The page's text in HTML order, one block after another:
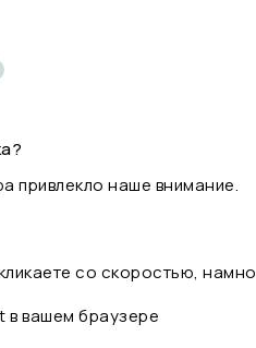
привлекло наше внимание.
со скоростью,
вашем браузере